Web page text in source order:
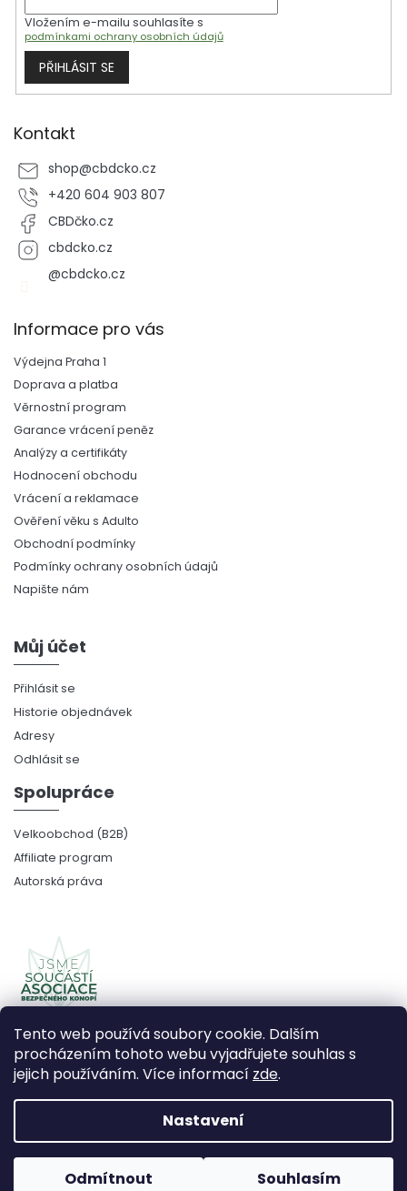
Tento web používá soubory cookie. Dalším
procházením tohoto webu vyjadřujete souhlas s
jejich používáním. Více informací zde.
Nastavení
Odmítnout Souhlasím
Vložením e-mailu souhlasíte s
podmínkami ochrany osobních údajů
PŘIHLÁSIT SE
Kontakt
shop@cbdcko.cz
+420 604 903 807
CBDčko.cz
cbdcko.cz
@cbdcko.cz
Informace pro vás
Výdejna Praha 1
Doprava a platba
Věrnostní program
Garance vrácení peněz
Analýzy a certifikáty
Hodnocení obchodu
Vrácení a reklamace
Ověření věku s Adulto
Obchodní podmínky
Podmínky ochrany osobních údajů
Napište nám
Můj účet
Přihlásit se
Historie objednávek
Adresy
Odhlásit se
Spolupráce
Velkoobchod (B2B)
Affiliate program
Autorská práva
Vytvořil Shoptet Premium